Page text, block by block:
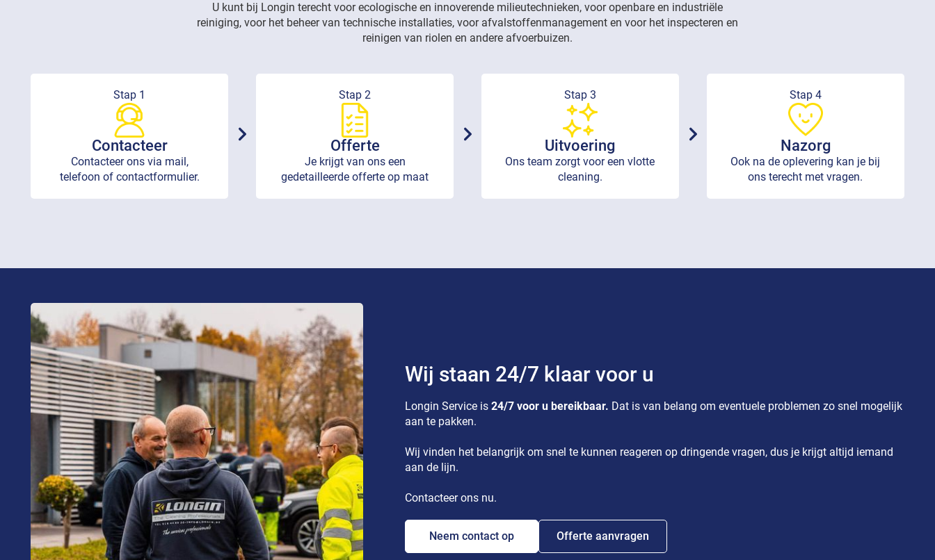
U kunt bij Longin terecht voor ecologische en innoverende milieutechnieken, voor openbare en industriële
reiniging, voor het beheer van technische installaties, voor afvalstoffenmanagement en voor het inspecteren en
reinigen van riolen en andere afvoerbuizen.
Stap 1
Contacteer
Contacteer ons via mail,
telefoon of contactformulier.
Stap 2
Offerte
Je krijgt van ons een
gedetailleerde offerte op maat
Stap 3
Uitvoering
Ons team zorgt voor een vlotte
cleaning.
Stap 4
Nazorg
Ook na de oplevering kan je bij
ons terecht met vragen.
Wij staan 24/7 klaar voor u
Longin Service is24/7 voor u bereikbaar. Dat is van belang om eventuele problemen zo snel mogelijk
aan te pakken.
Wij vinden het belangrijk om snel te kunnen reageren op dringende vragen, dus je krijgt altijd iemand
aan de lijn.
Contacteer ons nu.
Neem contact op Offerte aanvragen